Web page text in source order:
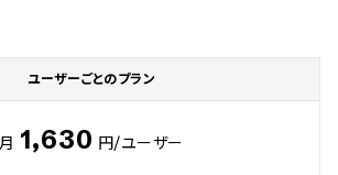
ユーザーごとのプラン
月 1,630 円/ユーザー